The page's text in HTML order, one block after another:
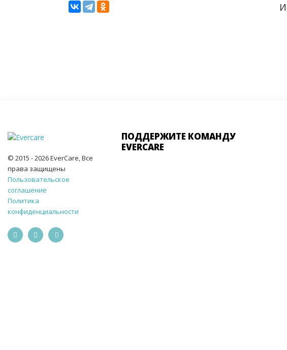
© 2015 - 2026 EverCare, Все
права защищены
Пользовательское
соглашение
Политика
конфиденциальности
ПОДДЕРЖИТЕ КОМАНДУ
EVERCARE